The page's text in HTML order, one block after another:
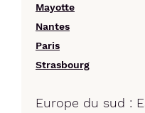
Mayotte
Nantes
Paris
Strasbourg
Europe du sud :